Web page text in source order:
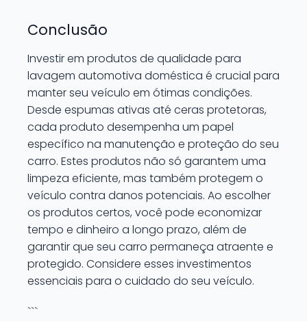
Conclusão
Investir em produtos de qualidade para
lavagem automotiva doméstica é crucial para
manter seu veículo em ótimas condições.
Desde espumas ativas até ceras protetoras,
cada produto desempenha um papel
específico na manutenção e proteção do seu
carro. Estes produtos não só garantem uma
limpeza eficiente, mas também protegem o
veículo contra danos potenciais. Ao escolher
os produtos certos, você pode economizar
tempo e dinheiro a longo prazo, além de
garantir que seu carro permaneça atraente e
protegido. Considere esses investimentos
essenciais para o cuidado do seu veículo.
```